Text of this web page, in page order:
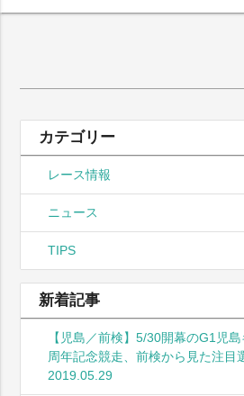
索:
カテゴリー
レース情報
ニュース
TIPS
新着記事
【児島／前検】5/30開幕のG1児
周年記念競走、前検から見た注目
2019.05.29